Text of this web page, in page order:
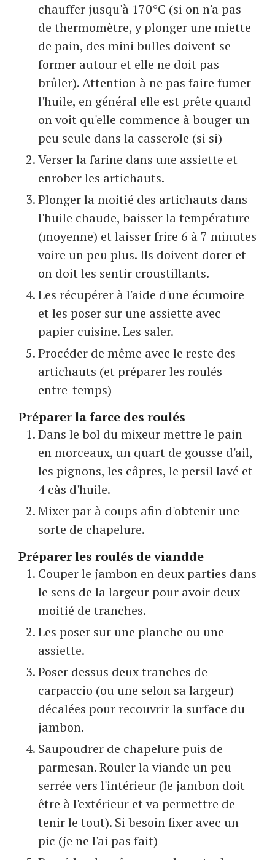
chauffer jusqu'à 170°C (si on n'a pas
de thermomètre, y plonger une miette
de pain, des mini bulles doivent se
former autour et elle ne doit pas
brûler). Attention à ne pas faire fumer
l'huile, en général elle est prête quand
on voit qu'elle commence à bouger un
peu seule dans la casserole (si si)
Verser la farine dans une assiette et
enrober les artichauts.
Plonger la moitié des artichauts dans
l'huile chaude, baisser la température
(moyenne) et laisser frire 6 à 7 minutes
voire un peu plus. Ils doivent dorer et
on doit les sentir croustillants.
Les récupérer à l'aide d'une écumoire
et les poser sur une assiette avec
papier cuisine. Les saler.
Procéder de même avec le reste des
artichauts (et préparer les roulés
entre-temps)
Préparer la farce des roulés
Dans le bol du mixeur mettre le pain
en morceaux, un quart de gousse d'ail,
les pignons, les câpres, le persil lavé et
4 càs d'huile.
Mixer par à coups afin d'obtenir une
sorte de chapelure.
Préparer les roulés de viandde
Couper le jambon en deux parties dans
le sens de la largeur pour avoir deux
moitié de tranches.
Les poser sur une planche ou une
assiette.
Poser dessus deux tranches de
carpaccio (ou une selon sa largeur)
décalées pour recouvrir la surface du
jambon.
Saupoudrer de chapelure puis de
parmesan. Rouler la viande un peu
serrée vers l'intérieur (le jambon doit
être à l'extérieur et va permettre de
tenir le tout). Si besoin fixer avec un
pic (je ne l'ai pas fait)